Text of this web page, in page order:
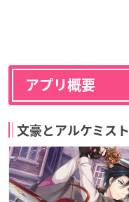
アプリ概要
文豪とアルケミスト